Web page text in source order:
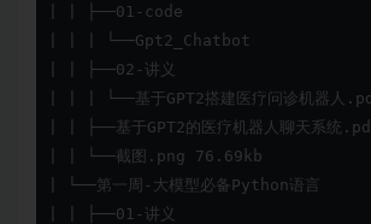
| | ├──01-code
| | | └──Gpt2_Chatbot
| | ├──02-讲义
| | | └──基于GPT2搭建医疗问诊机器人
| | ├──基于GPT2的医疗机器人聊天系统
| | └──截图.png 76.69kb
| └──第一周-大模型必备Python语言
| | ├──01-讲义